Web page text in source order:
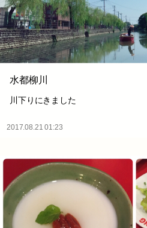
水都柳川
川下りにきました
2017.08.21 01:23